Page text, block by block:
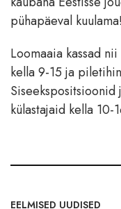
pühapäeval kuulama!
Loomaaia kassad
kella 9-15 ja
külastajaid kella 10-
EELMISED UUDISED